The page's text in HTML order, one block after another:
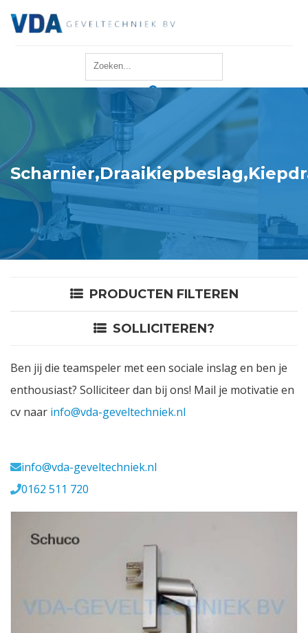
Reparatie
Onderhoud
Merken
Producten
Offerte
Login
Vacatures
PRODUCTEN FILTEREN
SOLLICITEREN?
Ben jij die teamspeler met een sociale inslag en ben je
enthousiast? Solliciteer dan bij ons! Mail je motivatie en
cv naar info@vda-geveltechniek.nl
info@vda-geveltechniek.nl
0162 511 720